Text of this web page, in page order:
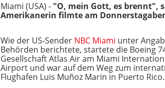
Miami (USA) - "O, mein Gott, es brennt",
Amerikanerin filmte am
Wie der US-Sender NBC Miami unter
Behörden berichtete, startete die Boeing
Gesellschaft Atlas Air am Miami
Airport und war auf dem Weg zum
Flughafen Luis Muñoz Marin in Puerto Rico.